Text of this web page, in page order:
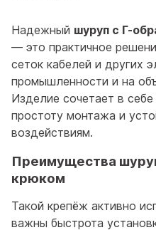
Надежный шуруп с Г-
— это практичное
сеток кабелей и других
промышленности и на
Изделие сочетает в
простоту монтажа и
воздействиям.
Преимущества
крюком
Такой крепёж активно
важны быстрота